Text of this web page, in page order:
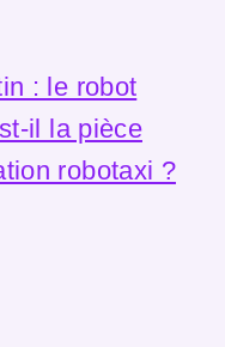
: le robot
il la pièce
robotaxi ?